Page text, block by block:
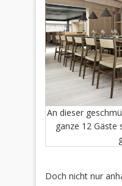
An dieser
ganze 12 Gäste
Doch nicht nur